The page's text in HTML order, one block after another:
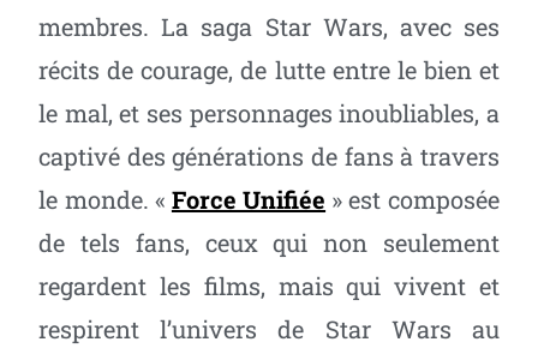
membres. La saga Star Wars, avec ses
récits de courage, de lutte entre le bien et
le mal, et ses personnages inoubliables, a
captivé des générations de fans à travers
le monde. « Force Unifiée » est composée
de tels fans, ceux qui non seulement
regardent les films, mais qui vivent et
respirent l’univers de Star Wars au